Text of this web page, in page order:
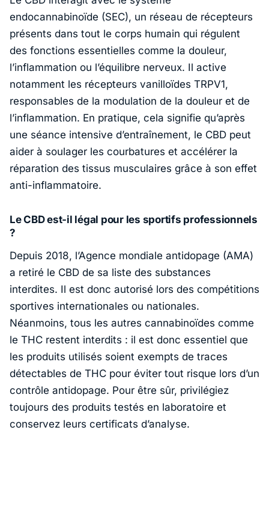
endocannabinoïde (SEC), un réseau de récepteurs
présents dans tout le corps humain qui régulent
des fonctions essentielles comme la douleur,
l’inflammation ou l’équilibre nerveux. Il active
notamment les récepteurs vanilloïdes TRPV1,
responsables de la modulation de la douleur et de
l’inflammation. En pratique, cela signifie qu’après
une séance intensive d’entraînement, le CBD peut
aider à soulager les courbatures et accélérer la
réparation des tissus musculaires grâce à son effet
anti-inflammatoire.
Le CBD est-il légal pour les sportifs professionnels
?
Depuis 2018, l’Agence mondiale antidopage (AMA)
a retiré le CBD de sa liste des substances
interdites. Il est donc autorisé lors des compétitions
sportives internationales ou nationales.
Néanmoins, tous les autres cannabinoïdes comme
le THC restent interdits : il est donc essentiel que
les produits utilisés soient exempts de traces
détectables de THC pour éviter tout risque lors d’un
contrôle antidopage. Pour être sûr, privilégiez
toujours des produits testés en laboratoire et
conservez leurs certificats d’analyse.